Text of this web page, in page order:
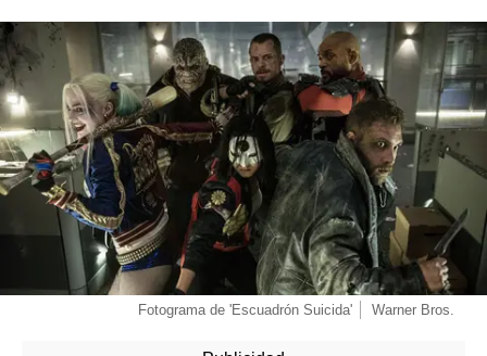
-
Fotograma de 'Escuadrón Suicida' Warner Bros.